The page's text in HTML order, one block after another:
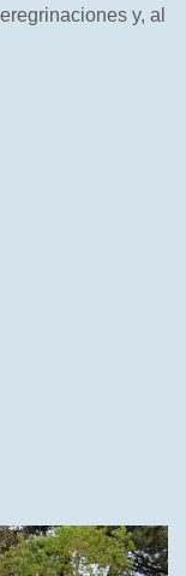
y, al